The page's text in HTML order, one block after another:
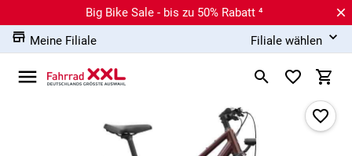
Big Bike Sale - bis zu 50% Rabatt ⁴
Meine Filiale
Filiale wählen